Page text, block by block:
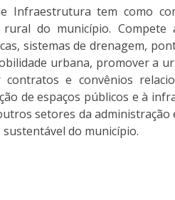
Infraestrutura tem como
do município. Compete
sistemas de drenagem,
urbana, promover a
e convênios
de espaços públicos e à
setores da
do município.